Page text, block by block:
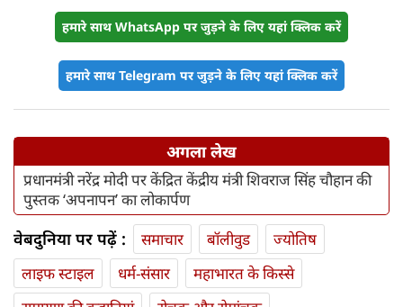
हमारे साथ WhatsApp पर जुड़ने के लिए यहां क्लिक करें
हमारे साथ Telegram पर जुड़ने के लिए यहां क्लिक करें
अगला लेख
प्रधानमंत्री नरेंद्र मोदी पर केंद्रित केंद्रीय मंत्री शिवराज सिंह चौहान की
पुस्तक ‘अपनापन’ का लोकार्पण
वेबदुनिया पर पढ़ें : समाचार बॉलीवुड
ज्योतिष
लाइफ स्‍टाइल
धर्म-संसार
महाभारत के किस्से